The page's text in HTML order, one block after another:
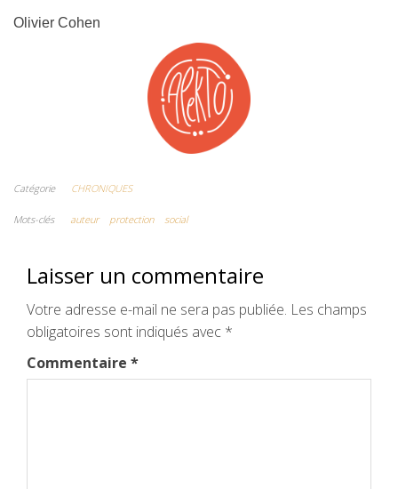
Olivier Cohen
Catégorie CHRONIQUES
Mots-clés auteur protection social
Laisser un commentaire
Votre adresse e-mail ne sera pas publiée. Les champs
obligatoires sont indiqués avec *
Commentaire *